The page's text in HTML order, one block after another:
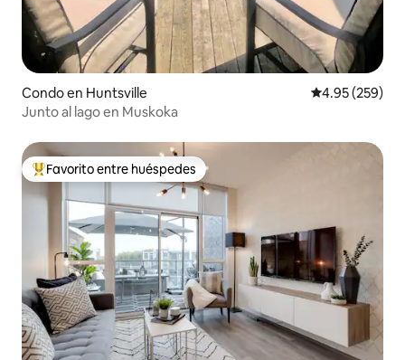
Condo en Huntsville Calificación
4.95 (259)
Junto al lago en Muskoka
Favorito entre huéspedes preferido
Favorito entre huéspedes